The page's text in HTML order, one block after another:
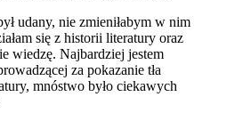
udany, nie zmieniłabym w nim
się z historii literatury oraz
wiedzę. Najbardziej jestem
za pokazanie tła
mnóstwo było ciekawych